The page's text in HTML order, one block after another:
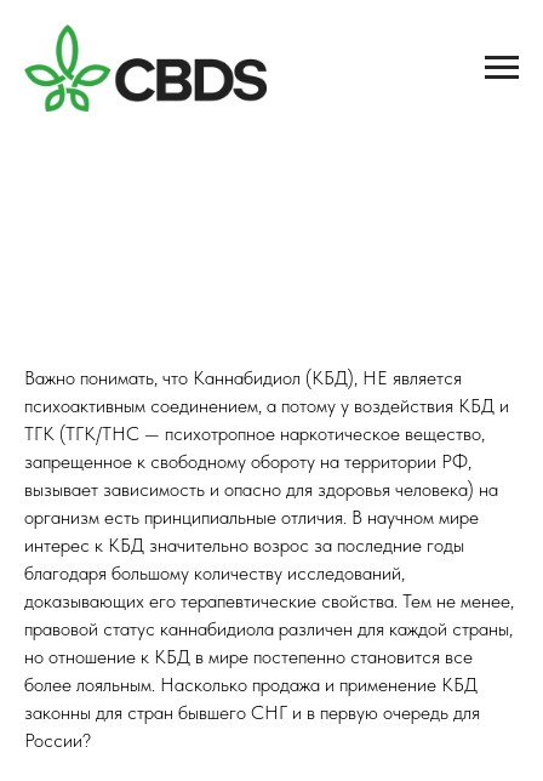
Важно понимать, что Каннабидиол (КБД), НЕ является
психоактивным соединением, а потому у воздействия КБД и
ТГК (ТГК/THC — психотропное наркотическое вещество,
запрещенное к свободному обороту на территории РФ,
вызывает зависимость и опасно для здоровья человека) на
организм есть принципиальные отличия. В научном мире
интерес к КБД значительно возрос за последние годы
благодаря большому количеству исследований,
доказывающих его терапевтические свойства. Тем не менее,
правовой статус каннабидиола различен для каждой страны,
но отношение к КБД в мире постепенно становится все
более лояльным. Насколько продажа и применение КБД
законны для стран бывшего СНГ и в первую очередь для
России?